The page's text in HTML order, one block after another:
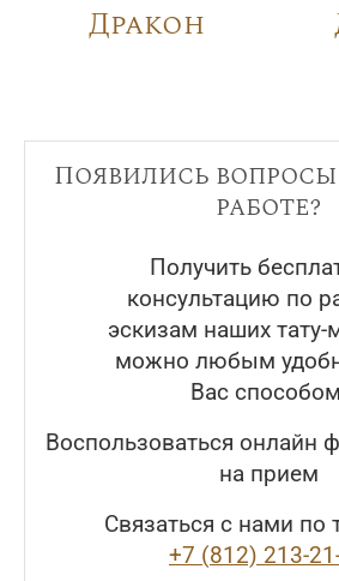
Дракон
Появились
работе?
Получить
консультацию по
эскизам наших тату-
можно любым
Вас
Воспользоваться онлайн
на прием
Связаться с нами по
+7 (812) 213-